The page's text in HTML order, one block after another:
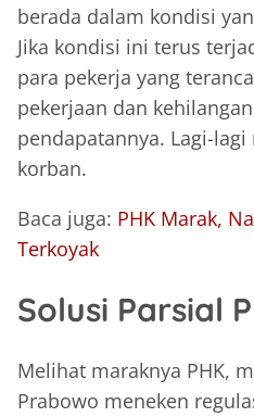
berada dalam kondisi
Jika kondisi ini terus
para pekerja yang
pekerjaan dan
pendapatannya. Lagi-lagi
korban.
Baca juga: PHK Marak,
Terkoyak
Solusi Parsial
Melihat maraknya PHK,
Prabowo meneken